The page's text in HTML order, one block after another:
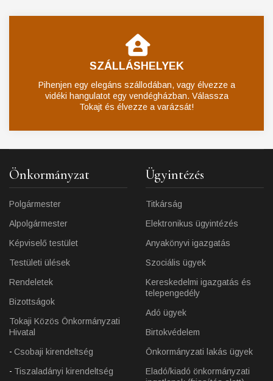
SZÁLLÁSHELYEK
Pihenjen egy elegáns szállodában, vagy élvezze a
vidéki hangulatot egy vendégházban. Válassza
Tokajt és élvezze a varázsát!
Önkormányzat
Polgármester
Alpolgármester
Képviselő testület
Testületi ülések
Rendeletek
Bizottságok
Tokaji Közös Önkormányzati
Hivatal
Csobaji kirendeltség
Tiszaladányi kirendeltség
Ügyintézés
Titkárság
Elektronikus ügyintézés
Anyakönyvi igazgatás
Szociális ügyek
Kereskedelmi igazgatás és
telepengedély
Adó ügyek
Birtokvédelem
Önkormányzati lakás ügyek
Eladó/kiadó önkormányzati